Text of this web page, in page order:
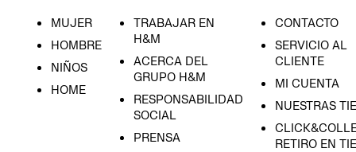
MUJER
HOMBRE
NIÑOS
HOME
TRABAJAR EN
H&M
ACERCA DEL
GRUPO H&M
RESPONSABILIDAD
SOCIAL
PRENSA
CONTACTO
SERVICIO AL
CLIENTE
MI CUENTA
NUESTRAS
RETIRO EN